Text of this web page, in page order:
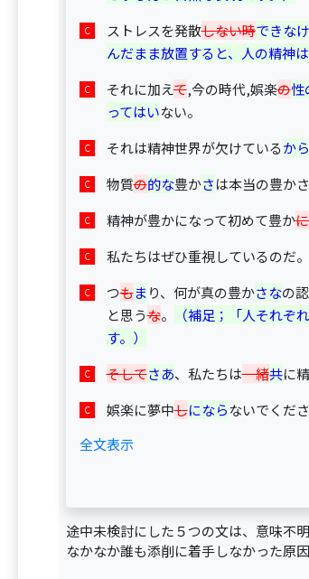
ストレスを発散しない時できな
んだまま放置すると、人の精神
それに加えて,今の時代,娯楽の性
ってはいない。
それは精神世界が欠けているか
物質の的な豊かさは本当の豊か
精神が豊かになって初めて豊か
私たちはぜひ重視しているのだ。
つもま り、何が真の豊かさなの
と思うな。
（補足；「人それぞ
す。）
そしてさあ、私たちは一緒共に
娯楽に夢中しにならないでくださ
全文表示
途中未検討にした５つの文は、意味不
なかなか誰も添削に着手しなかった原